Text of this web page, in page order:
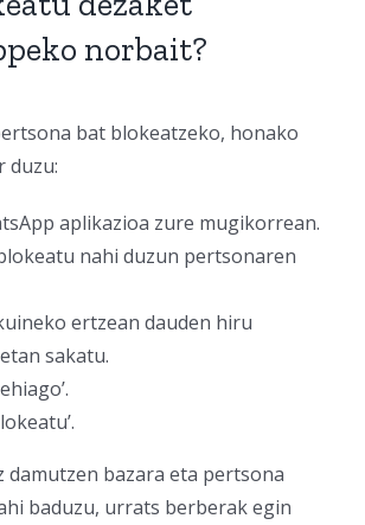
norbait?
bat blokeatzeko, honako
duzu:
aplikazioa zure mugikorrean.
nahi duzun pertsonaren
ertzean dauden hiru
sakatu.
damutzen bazara eta pertsona
baduzu, urrats berberak egin